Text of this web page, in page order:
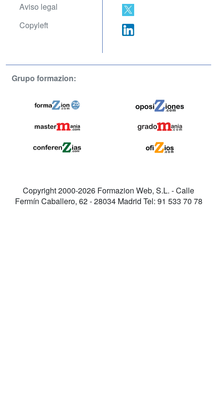
Aviso legal
Copyleft
Grupo formazion:
Copyright 2000-2026 Formazion Web, S.L. - Calle
Fermín Caballero, 62 - 28034 Madrid Tel: 91 533 70 78